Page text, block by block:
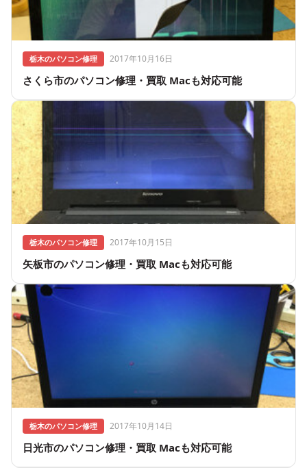
栃木のパソコン修理 2017年10月16日
さくら市のパソコン修理・買取 Macも対応可能
栃木のパソコン修理 2017年10月15日
矢板市のパソコン修理・買取 Macも対応可能
栃木のパソコン修理 2017年10月14日
日光市のパソコン修理・買取 Macも対応可能